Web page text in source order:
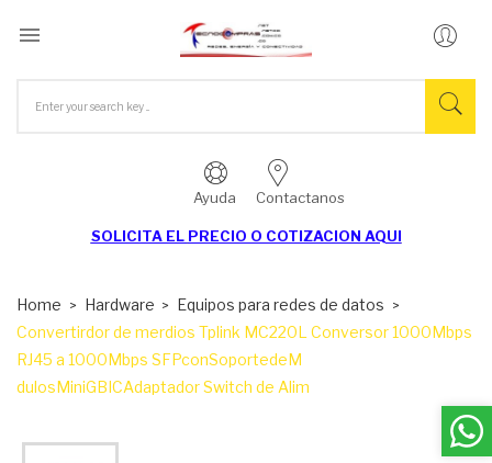

Ayuda Contactanos
SOLICITA EL PRECIO O COTIZACION AQUI
Home Hardware
Equipos para redes de datos
Convertirdor de merdios Tplink MC220L Conversor 1000Mbps
RJ45 a 1000Mbps SFPconSoportedeM
dulosMiniGBICAdaptador Switch de Alim